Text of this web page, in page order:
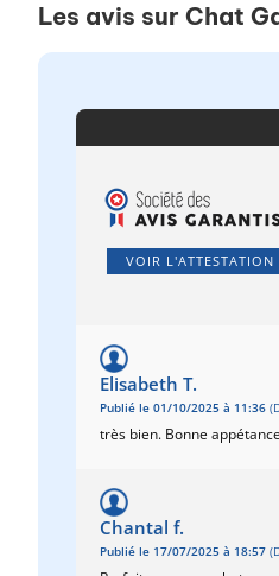
Les avis sur Chat
VOIR L'ATTESTATION
Elisabeth T.
Publié le 01/10/2025 à 11:36
très bien. Bonne appétance
Chantal f.
Publié le 17/07/2025 à 18:57